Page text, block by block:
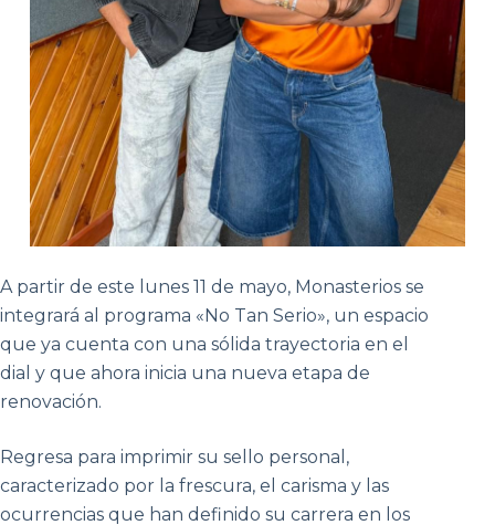
A partir de este lunes 11 de mayo, Monasterios se
integrará al programa «No Tan Serio», un espacio
que ya cuenta con una sólida trayectoria en el
dial y que ahora inicia una nueva etapa de
renovación.
Regresa para imprimir su sello personal,
caracterizado por la frescura, el carisma y las
ocurrencias que han definido su carrera en los